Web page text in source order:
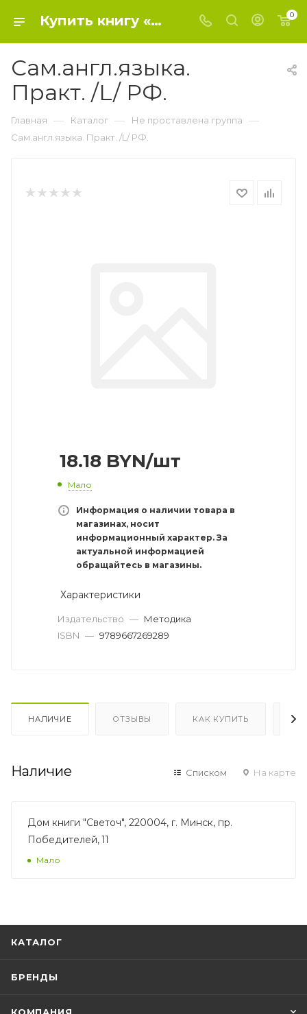
Купить книгу «Сам.англ.языка. Практ. /L/ РФ.» 0, - Не проставлена группа 0
Сам.англ.языка.
Практ. /L/ РФ.
Главная — Каталог — Не проставлена группа —
Сам.англ.языка. Практ. /L/ РФ.
18.18 BYN/шт
Мало
Информация о наличии товара в
магазинах, носит
информационный характер. За
актуальной информацией
обращайтесь в магазины.
Характеристики
Издательство — Методика
ISBN — 9789667269289
НАЛИЧИЕ ОТЗЫВЫ КАК КУПИТЬ
Наличие Списком На карте
Дом книги "Светоч", 220004, г. Минск, пр.
Победителей, 11
Мало
КАТАЛОГ
БРЕНДЫ
КОМПАНИЯ